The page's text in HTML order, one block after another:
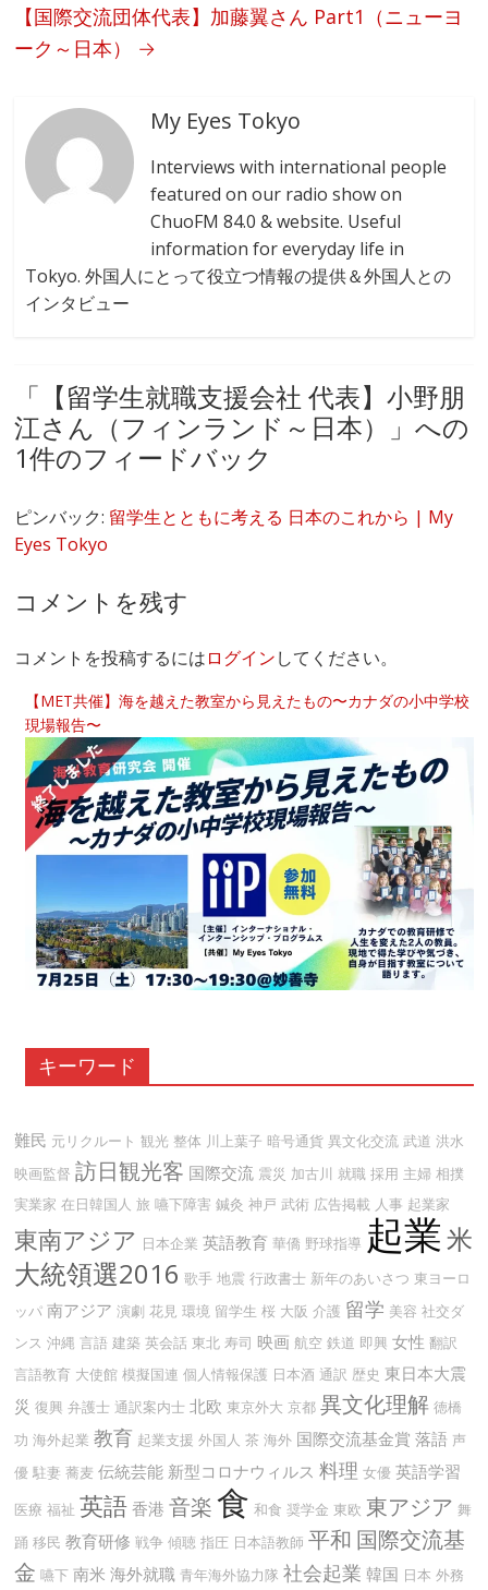
k
【国際交流団体代表】加藤翼さん Part1（ニューヨ
ーク～日本） →
My Eyes Tokyo
Interviews with international people
featured on our radio show on
ChuoFM 84.0 & website. Useful
information for everyday life in
Tokyo. 外国人にとって役立つ情報の提供＆外国人との
インタビュー
「 【留学生就職支援会社 代表】小野朋
江さん（フィンランド～日本）
」への
1件のフィードバック
ピンバック: 留学生とともに考える 日本のこれから | My
Eyes Tokyo
コメントを残す
コメントを投稿するにはログインしてください。
【MET共催】海を越えた教室から見えたもの〜カナダの小中学校
現場報告〜
キーワード
難民 元リクルート 観光 整体 川上葉子 暗号通貨 異文化交流 武道 洪水
映画監督 訪日観光客 国際交流 震災 加古川 就職 採用 主婦 相撲
実業家 在日韓国人 旅 嚥下障害 鍼灸 神戸 武術 広告掲載 人事 起業家
東南アジア 日本企業 英語教育 華僑 野球指導 起業米
大統領選2016 歌手 地震 行政書士 新年のあいさつ 東ヨーロ
ッパ 南アジア 演劇 花見 環境 留学生 桜 大阪 介護 留学 美容 社交ダ
ンス 沖縄 言語 建築 英会話 東北 寿司 映画 航空 鉄道 即興 女性 翻訳
言語教育 大使館 模擬国連 個人情報保護 日本酒 通訳 歴史 東日本大震
災 復興 弁護士 通訳案内士 北欧 東京外大 京都 異文化理解 徳橋
功 海外起業 教育 起業支援 外国人 茶 海外 国際交流基金賞 落語 声
優 駐妻 蕎麦 伝統芸能 新型コロナウィルス 料理 女優 英語学習
医療 福祉 英語 香港 音楽 食 和食 奨学金 東欧 東アジア 舞
踊 移民 教育研修 戦争 傾聴 指圧 日本語教師 平和 国際交流基
金 嚥下 南米 海外就職 青年海外協力隊 社会起業 韓国 日本 外務